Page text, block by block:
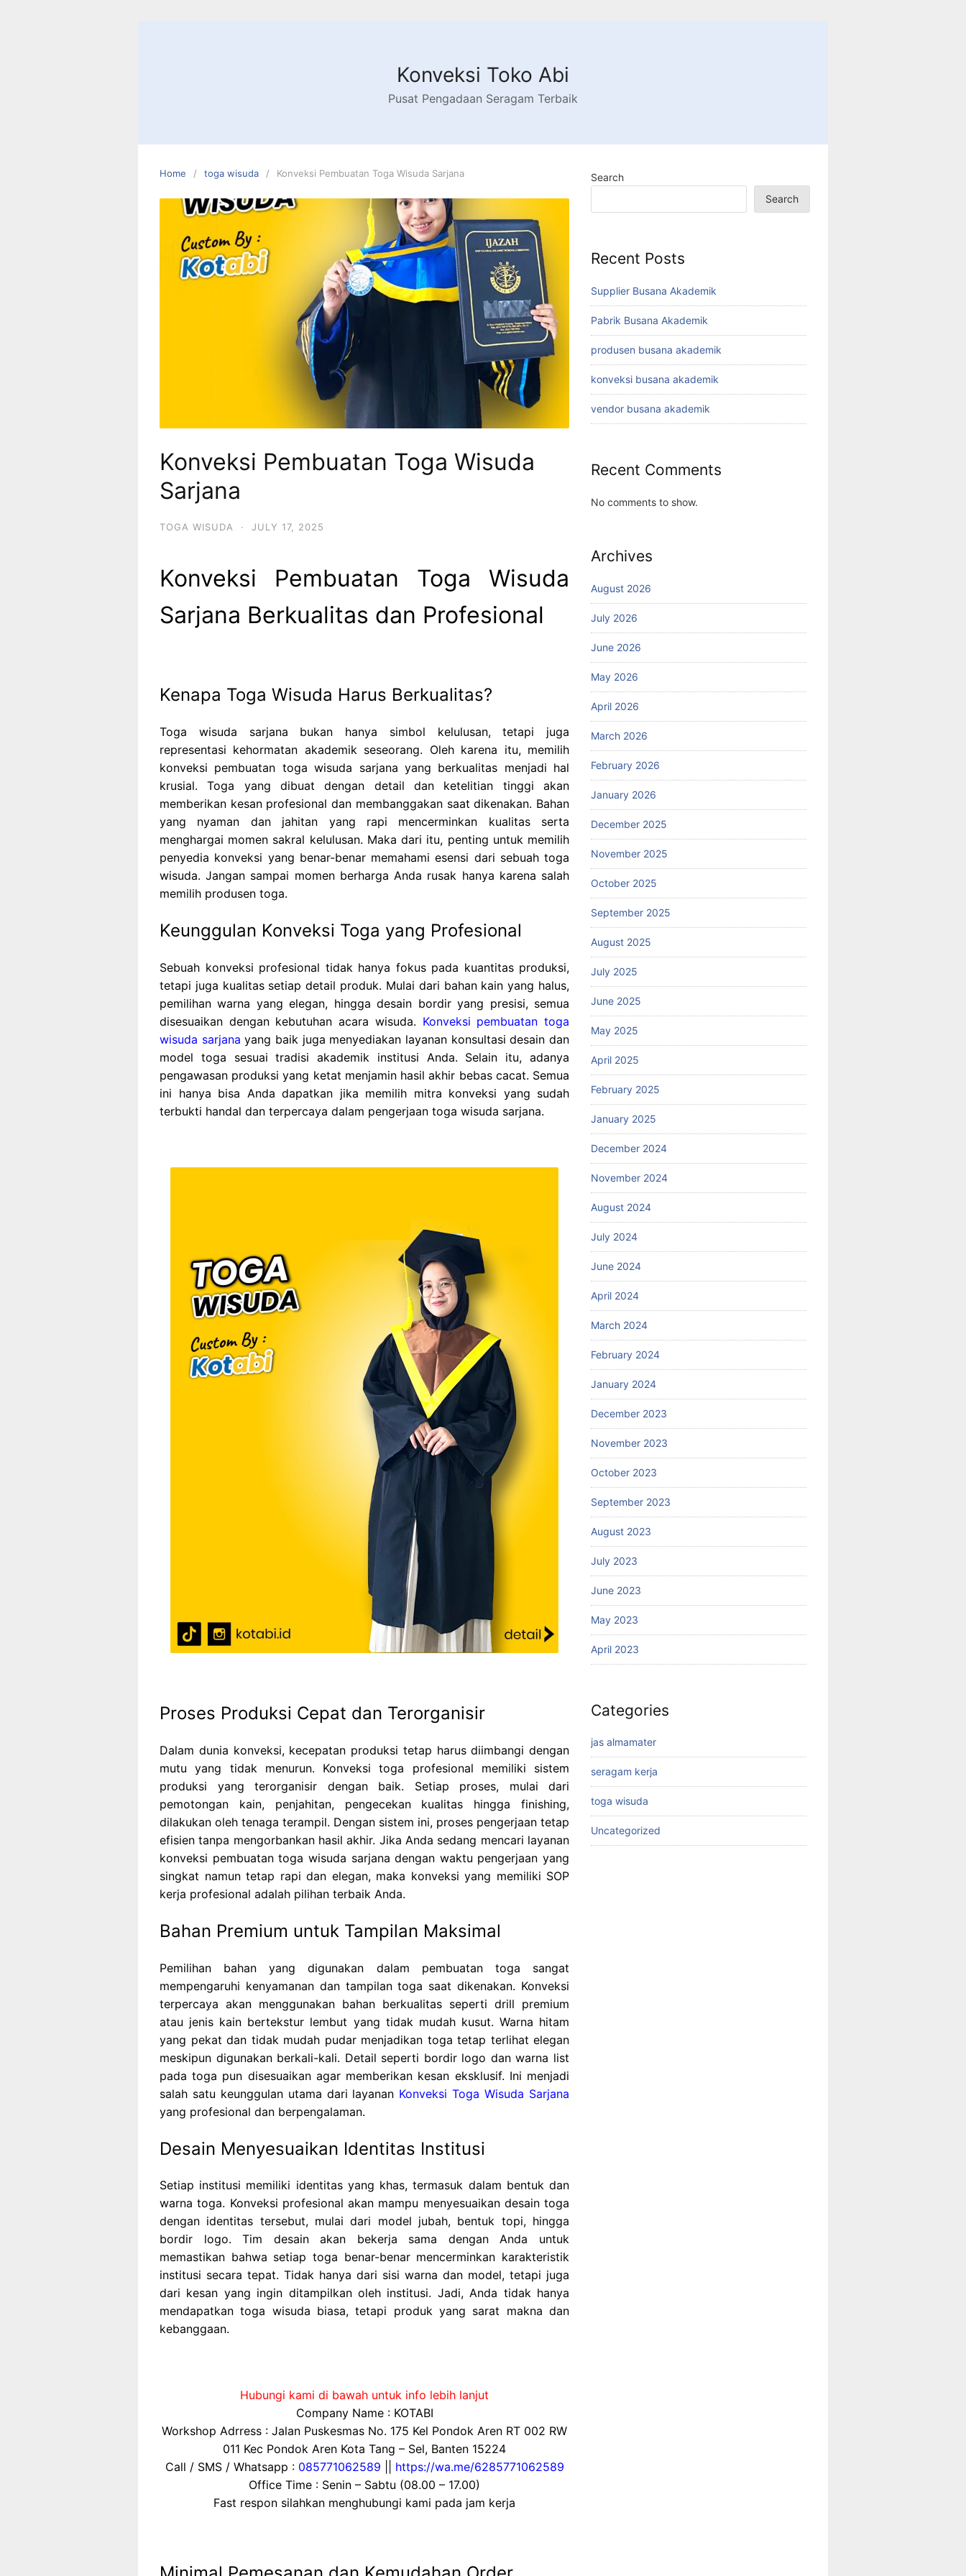
Konveksi Toko Abi
Pusat Pengadaan Seragam Terbaik
Home toga wisuda Konveksi Pembuatan Toga Wisuda Sarjana
Konveksi Pembuatan Toga Wisuda
Sarjana
TOGA WISUDA · JULY 17, 2025
Konveksi Pembuatan Toga Wisuda
Sarjana Berkualitas dan Profesional
Kenapa Toga Wisuda Harus Berkualitas?
Toga wisuda sarjana bukan hanya simbol kelulusan, tetapi juga
representasi kehormatan akademik seseorang. Oleh karena itu, memilih
konveksi pembuatan toga wisuda sarjana yang berkualitas menjadi hal
krusial. Toga yang dibuat dengan detail dan ketelitian tinggi akan
memberikan kesan profesional dan membanggakan saat dikenakan. Bahan
yang nyaman dan jahitan yang rapi mencerminkan kualitas serta
menghargai momen sakral kelulusan. Maka dari itu, penting untuk memilih
penyedia konveksi yang benar-benar memahami esensi dari sebuah toga
wisuda. Jangan sampai momen berharga Anda rusak hanya karena salah
memilih produsen toga.
Keunggulan Konveksi Toga yang Profesional
Sebuah konveksi profesional tidak hanya fokus pada kuantitas produksi,
tetapi juga kualitas setiap detail produk. Mulai dari bahan kain yang halus,
pemilihan warna yang elegan, hingga desain bordir yang presisi, semua
disesuaikan dengan kebutuhan acara wisuda. Konveksi pembuatan toga
wisuda sarjana yang baik juga menyediakan layanan konsultasi desain dan
model toga sesuai tradisi akademik institusi Anda. Selain itu, adanya
pengawasan produksi yang ketat menjamin hasil akhir bebas cacat. Semua
ini hanya bisa Anda dapatkan jika memilih mitra konveksi yang sudah
terbukti handal dan terpercaya dalam pengerjaan toga wisuda sarjana.
Proses Produksi Cepat dan Terorganisir
Dalam dunia konveksi, kecepatan produksi tetap harus diimbangi dengan
mutu yang tidak menurun. Konveksi toga profesional memiliki sistem
produksi yang terorganisir dengan baik. Setiap proses, mulai dari
pemotongan kain, penjahitan, pengecekan kualitas hingga finishing,
dilakukan oleh tenaga terampil. Dengan sistem ini, proses pengerjaan tetap
efisien tanpa mengorbankan hasil akhir. Jika Anda sedang mencari layanan
konveksi pembuatan toga wisuda sarjana dengan waktu pengerjaan yang
singkat namun tetap rapi dan elegan, maka konveksi yang memiliki SOP
kerja profesional adalah pilihan terbaik Anda.
Bahan Premium untuk Tampilan Maksimal
Pemilihan bahan yang digunakan dalam pembuatan toga sangat
mempengaruhi kenyamanan dan tampilan toga saat dikenakan. Konveksi
terpercaya akan menggunakan bahan berkualitas seperti drill premium
atau jenis kain bertekstur lembut yang tidak mudah kusut. Warna hitam
yang pekat dan tidak mudah pudar menjadikan toga tetap terlihat elegan
meskipun digunakan berkali-kali. Detail seperti bordir logo dan warna list
pada toga pun disesuaikan agar memberikan kesan eksklusif. Ini menjadi
salah satu keunggulan utama dari layanan Konveksi Toga Wisuda Sarjana
yang profesional dan berpengalaman.
Desain Menyesuaikan Identitas Institusi
Setiap institusi memiliki identitas yang khas, termasuk dalam bentuk dan
warna toga. Konveksi profesional akan mampu menyesuaikan desain toga
dengan identitas tersebut, mulai dari model jubah, bentuk topi, hingga
bordir logo. Tim desain akan bekerja sama dengan Anda untuk
memastikan bahwa setiap toga benar-benar mencerminkan karakteristik
institusi secara tepat. Tidak hanya dari sisi warna dan model, tetapi juga
dari kesan yang ingin ditampilkan oleh institusi. Jadi, Anda tidak hanya
mendapatkan toga wisuda biasa, tetapi produk yang sarat makna dan
kebanggaan.
Hubungi kami di bawah untuk info lebih lanjut
Company Name : KOTABI
Workshop Adrress : Jalan Puskesmas No. 175 Kel Pondok Aren RT 002 RW
011 Kec Pondok Aren Kota Tang – Sel, Banten 15224
Call / SMS / Whatsapp : 085771062589
https://wa.me/6285771062589
Office Time : Senin – Sabtu (08.00 – 17.00)
Fast respon silahkan menghubungi kami pada jam kerja
Search
Search
Recent Posts
Supplier Busana Akademik
Pabrik Busana Akademik
produsen busana akademik
konveksi busana akademik
vendor busana akademik
Recent Comments
No comments to show.
Archives
August 2026
July 2026
June 2026
May 2026
April 2026
March 2026
February 2026
January 2026
December 2025
November 2025
October 2025
September 2025
August 2025
July 2025
June 2025
May 2025
April 2025
February 2025
January 2025
December 2024
November 2024
August 2024
July 2024
June 2024
April 2024
March 2024
February 2024
January 2024
December 2023
November 2023
October 2023
September 2023
August 2023
July 2023
June 2023
May 2023
April 2023
Categories
jas almamater
seragam kerja
toga wisuda
Uncategorized